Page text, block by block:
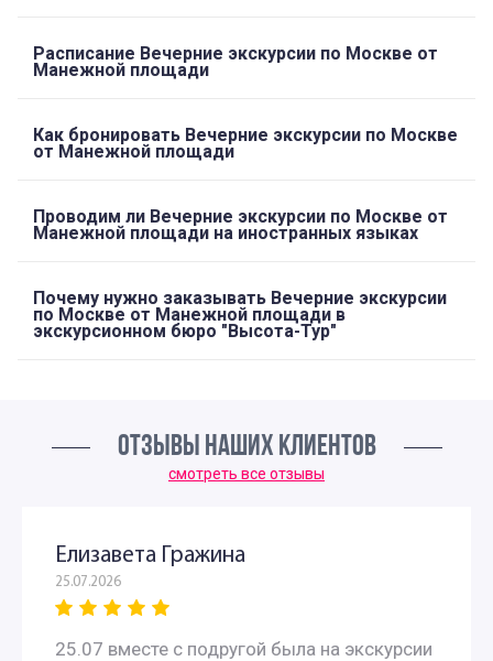
Расписание Вечерние экскурсии по Москве от
Манежной площади
Как бронировать Вечерние экскурсии по Москве
от Манежной площади
Проводим ли Вечерние экскурсии по Москве от
Манежной площади на иностранных языках
Почему нужно заказывать Вечерние экскурсии
по Москве от Манежной площади в
экскурсионном бюро "Высота-Тур"
ОТЗЫВЫ НАШИХ КЛИЕНТОВ
смотреть все отзывы
Елизавета Гражина
25.07.2026
25.07 вместе с подругой была на экскурсии